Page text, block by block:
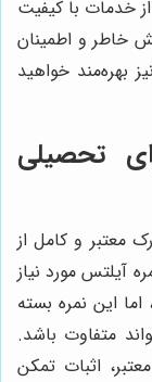
خدمات با کیفیت
خاطر و اطمینان
بهره‌مند خواهید
تحصیلی
معتبر و کامل از
آیلتس مورد نیاز
تحصیلی انگلستان 6.0 است، اما این نمره بسته
متفاوت باشد.
اثبات تمکن